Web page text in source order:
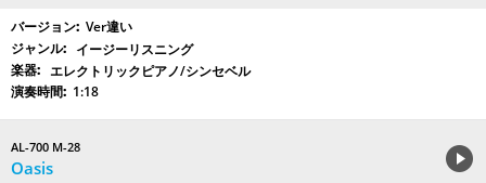
Ver違い
イージーリスニング
エレクトリックピアノ/シンセベル
1:18
AL-700 M-28
Oasis